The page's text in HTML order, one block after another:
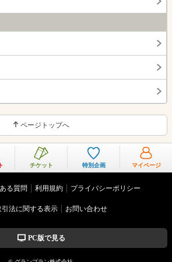
ページトップへ
チケット 特別企画 マイページ
る質問 利用規約 プライバシーポリシー
引法に関する表示 お問い合わせ
PC版で見る